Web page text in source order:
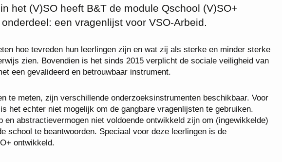
het (V)SO heeft B&T de module Qschool (V)SO+
een vragenlijst voor VSO-Arbeid.
hoe tevreden hun leerlingen zijn en wat zij als sterke en minder sterke
zien. Bovendien is het sinds 2015 verplicht de sociale veiligheid van
een gevalideerd en betrouwbaar instrument.
te meten, zijn verschillende onderzoeksinstrumenten beschikbaar. Voor
het echter niet mogelijk om de gangbare vragenlijsten te gebruiken.
en abstractievermogen niet voldoende ontwikkeld zijn om (ingewikkelde)
school te beantwoorden. Speciaal voor deze leerlingen is de
ontwikkeld.